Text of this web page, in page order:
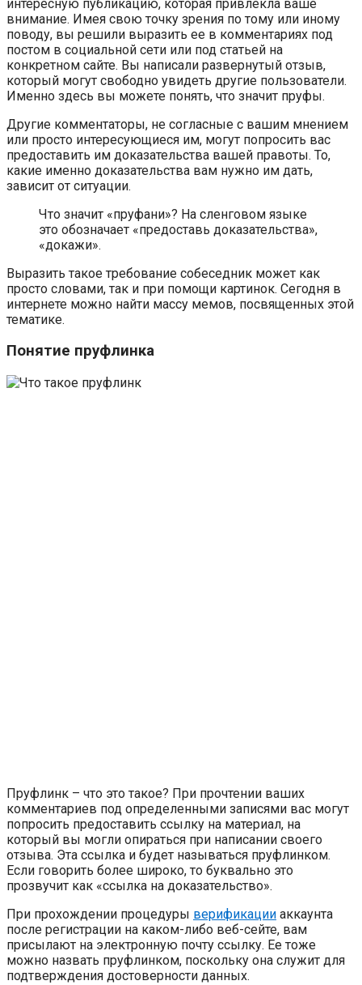
интересную публикацию, которая привлекла ваше
внимание. Имея свою точку зрения по тому или иному
поводу, вы решили выразить ее в комментариях под
постом в социальной сети или под статьей на
конкретном сайте. Вы написали развернутый отзыв,
который могут свободно увидеть другие пользователи.
Именно здесь вы можете понять, что значит пруфы.
Другие комментаторы, не согласные с вашим мнением
или просто интересующиеся им, могут попросить вас
предоставить им доказательства вашей правоты. То,
какие именно доказательства вам нужно им дать,
зависит от ситуации.
Что значит «пруфани»? На сленговом языке
это обозначает «предоставь доказательства»,
«докажи».
Выразить такое требование собеседник может как
просто словами, так и при помощи картинок. Сегодня в
интернете можно найти массу мемов, посвященных этой
тематике.
Понятие пруфлинка
Пруфлинк – что это такое? При прочтении ваших
комментариев под определенными записями вас могут
попросить предоставить ссылку на материал, на
который вы могли опираться при написании своего
отзыва. Эта ссылка и будет называться пруфлинком.
Если говорить более широко, то буквально это
прозвучит как «ссылка на доказательство».
При прохождении процедуры верификации аккаунта
после регистрации на каком-либо веб-сейте, вам
присылают на электронную почту ссылку. Ее тоже
можно назвать пруфлинком, поскольку она служит для
подтверждения достоверности данных.